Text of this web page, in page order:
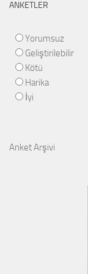
ANKETLER
Yorumsuz
Geliştirilebilir
Kötü
Harika
İyi
Anket Arşivi